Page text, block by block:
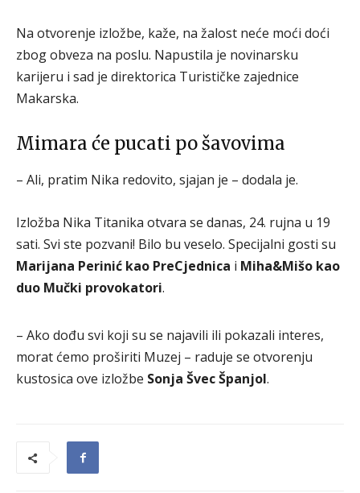
Na otvorenje izložbe, kaže, na žalost neće moći doći
zbog obveza na poslu. Napustila je novinarsku
karijeru i sad je direktorica Turističke zajednice
Makarska.
Mimara će pucati po šavovima
– Ali, pratim Nika redovito, sjajan je – dodala je.
Izložba Nika Titanika otvara se danas, 24. rujna u 19
sati. Svi ste pozvani! Bilo bu veselo. Specijalni gosti su
Marijana Perinić kao PreCjednica i Miha&Mišo kao
duo Mučki provokatori.
– Ako dođu svi koji su se najavili ili pokazali interes,
morat ćemo proširiti Muzej – raduje se otvorenju
kustosica ove izložbe Sonja Švec Španjol.